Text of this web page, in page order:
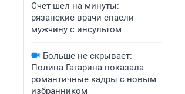
Счет шел на минуты:
рязанские врачи спасли
мужчину с инсультом
Больше не скрывает:
Полина Гагарина показала
романтичные кадры с новым
избранником